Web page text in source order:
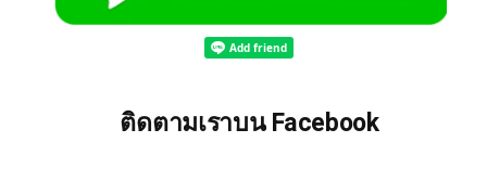
ติดตามเราบน Facebook